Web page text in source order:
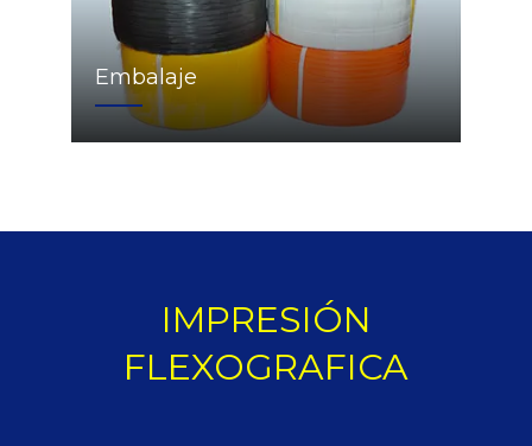
Embalaje
IMPRESIÓN
FLEXOGRAFICA